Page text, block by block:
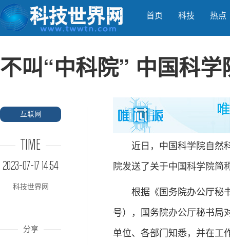
首页 科技 热点
不叫“中科院” 中国科
互联网
TIME
2023-07-17 14:54
科技世界网
分享
近日，中国科学院自然科
院发送了关于中国科学院简
根据《国务院办公厅秘书
号），国务院办公厅秘书局
单位、各部门知悉，并在工